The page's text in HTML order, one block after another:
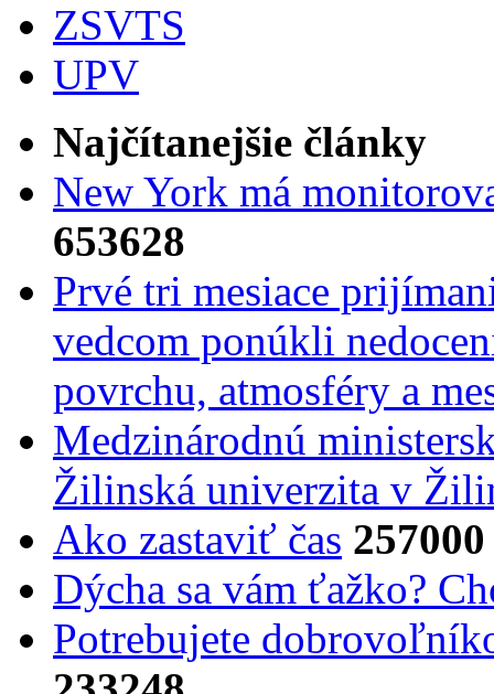
ZSVTS
UPV
Najčítanejšie články
New York má
653628
Prvé tri mesiace
vedcom ponúkli
povrchu, atmosféry a
Medzinárodnú
Žilinská univerzita v
Ako zastaviť čas 257000
Dýcha sa vám ťažko?
Potrebujet​e